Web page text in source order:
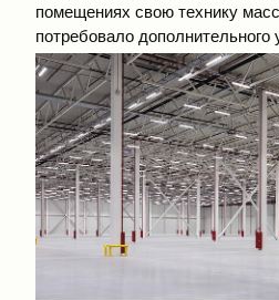
помещениях свою технику
потребовало